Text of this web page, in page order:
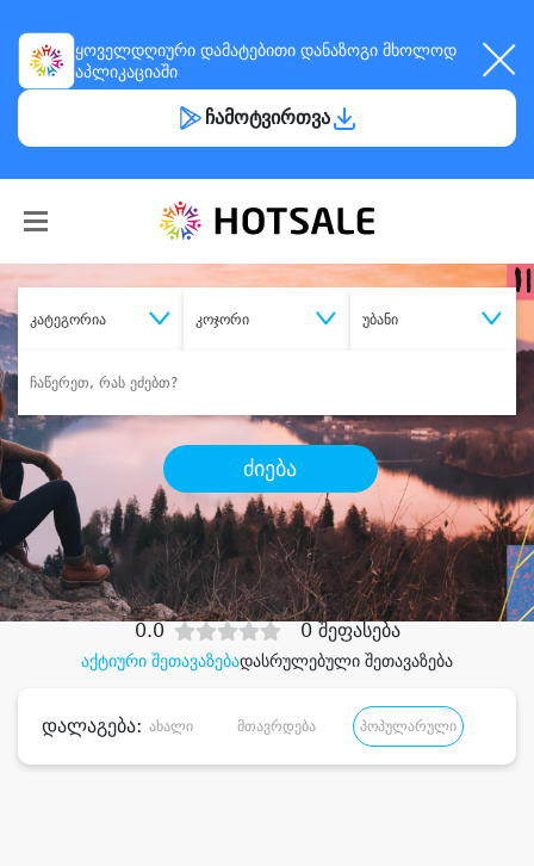
ყოველდღიური დამატებითი დანაზოგი მხოლოდ
აპლიკაციაში
ჩამოტვირთვა
კატეგორია კოჯორი უბანი
ძიება
შეიძინესასურველი მომსახურება
დიდი დანაზოგით
აქტიური შეთავაზებადასრულებული შეთავაზება
0.0 0 შეფასება
დალაგება: ახალი მთავრდება პოპულარული